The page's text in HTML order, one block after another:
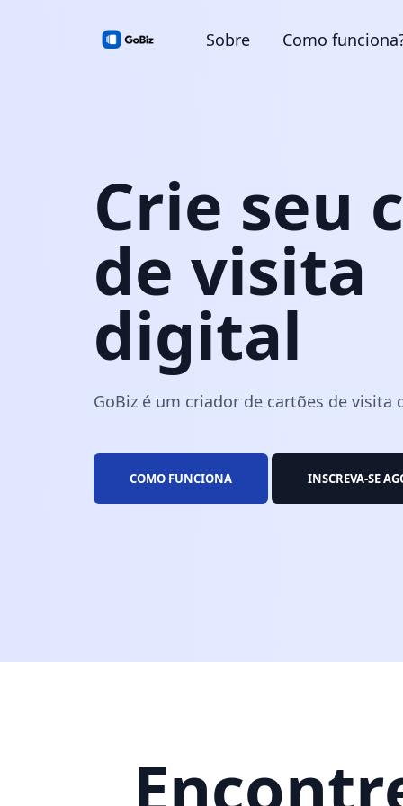
Sobre Como
Crie seu
de visita
digital
GoBiz é um criador de cartões de visita
COMO FUNCIONA INSCREVA-SE